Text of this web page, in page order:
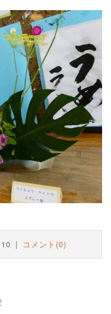
コメント(0)